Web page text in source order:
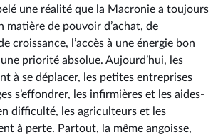
une réalité que la Macronie a toujours
matière de pouvoir d’achat, de
croissance, l’accès à une énergie bon
priorité absolue. Aujourd’hui, les
à se déplacer, les petites entreprises
s’effondrer, les infirmières et les aides-
difficulté, les agriculteurs et les
à perte. Partout, la même angoisse,